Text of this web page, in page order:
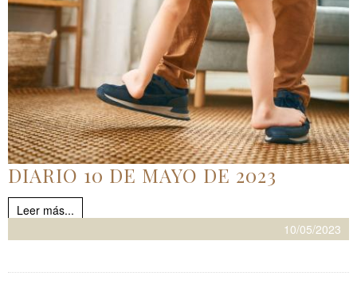
DIARIO 10 DE MAYO DE 2023
Leer más...
10/05/2023